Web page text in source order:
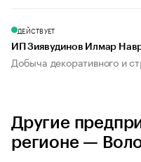
ДЕЙСТВУЕТ
ИП Зиявудинов Илмар
Добыча декоративного и
Другие
регионе —